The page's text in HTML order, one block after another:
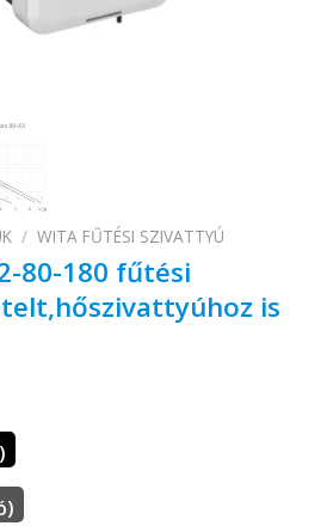
/ WITA FŰTÉSI SZIVATTYÚ
80-180 fűtési
is